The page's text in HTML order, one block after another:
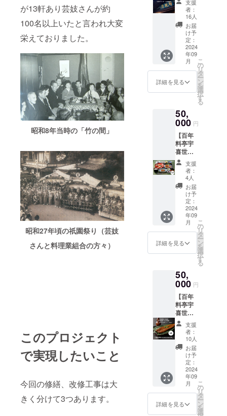
が13軒あり芸妓さんが約
100名以上いたと言われ大変
栄えておりました。
昭和8年当時の「竹の間」
昭和27年頃の祇園祭り（芸妓
さんと料理業組合の方々）
このプロジェクト
で実現したいこと
今回の修繕、改修工事は大
きく分けて3つあります。
でご紹
介させ
ていた
だきま
す。備
考欄へ
希望名
をご記
（辞退
される
ご記入
くださ
い） ＊
掲載期
間：
2024年
9月15日
から1年
間掲載
＊掲載
方法：
文字の
円、
1,000,0
00円の
リター
ンと同
じ内容
になり
ます。
00（不
定休）
＊宇喜
世まで
の交通
費、宿
泊費は
支援者
様のご
負担で
改修工
事をし
たお庭
を眺め
ること
が出来
る個室
をご用
意致し
ます。
（当日
の予約
状況に
よりご
用意で
場合が
ござい
■ご支援
者様の
お名前
（法人
名）を
公式HP
でご紹
介させ
ていた
だきま
す。備
考欄へ
希望名
をご記
（辞退
される
を送ら
せてい
ただき
ます。
（ご贈
答用に
もご利
用いた
だけま
す。）
（法人
名）を
でご紹
介させ
ていた
だきま
す。備
考欄へ
希望名
をご記
入くだ
さい
（辞退
される
場合は
その旨
掲載期
間：
2024年
9月15日
から1年
間掲載
＊掲載
方法：
文字の
み ■原
材料及
び添加
物等の
食品表
示はお
品のラ
ベルに
ランＢ
20,000
円＞】
■心から
感謝の
気持ち
を込め
てお礼
のメー
ルを送
だきま
す。 ■
ご支援
者様の
お名前
（法人
名）を
公式HP
でご紹
介させ
ていた
だきま
す。備
考欄へ
希望名
をご記
入くだ
場合は
その旨
くださ
い） ＊
掲載期
間：
2024年
9月15日
から1年
間掲載
＊掲載
方法：
文字の
のリ
ターン
支援
者：
16人
お届
け予
定：
2024
年09
月
詳細を見る
こ
の
リ
タ
ー
ン
を
選
択
す
る
50,
000 円
【百年
料亭宇
喜世
ランチ
ご招待
プラン
Ｃ＜2名
様＞】
■心から
感謝の
気持ち
を込め
てお礼
のメー
ルを送
だきま
す。 ■
宇喜世
で8,000
円相当
のラン
チを2名
様ご招
待（有
効期限
2025年
3月末
日） ＊
2024年
9月頃、
ランチ
ご招待
支援
者：
4人
お届
け予
定：
2024
年09
月
詳細を見る
こ
の
リ
タ
ー
ン
を
選
択
す
る
50,
000 円
【百年
料亭宇
喜世
名物冷
凍うな
ぎ蒲焼
プラン
Ｂ＜3尾
＞】 ■
心から
感謝の
気持ち
を込め
てお礼
のメー
支援
者：
10人
お届
け予
定：
2024
年09
月
詳細を見る
こ
の
リ
タ
ー
ン
を
選